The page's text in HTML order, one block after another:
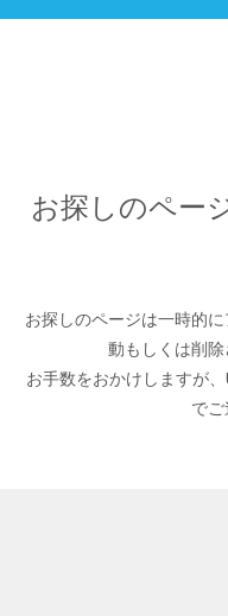
お探しのペー
お探しのページは一時的
動もしくは削除
お手数をおかけしますが
でご